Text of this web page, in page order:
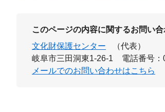
このページの内容に関するお問い
文化財保護センター
（代表）
岐阜市三田洞東1-26-1
電話番号
メールでのお問い合わせはこちら